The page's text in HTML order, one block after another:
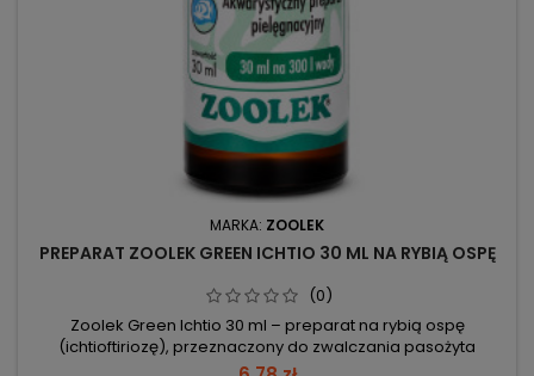
MARKA: ZOOLEK
PREPARAT ZOOLEK GREEN ICHTIO 30 ML NA RYBIĄ OSPĘ
(0)
Zoolek Green Ichtio 30 ml – preparat na rybią ospę
(ichtioftiriozę), przeznaczony do zwalczania pasożyta
kulorzęska. 30 ml – pojemność opakowania. 10 ml/100 l (2